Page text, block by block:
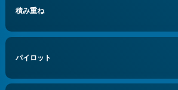
積み重ね
パイロット